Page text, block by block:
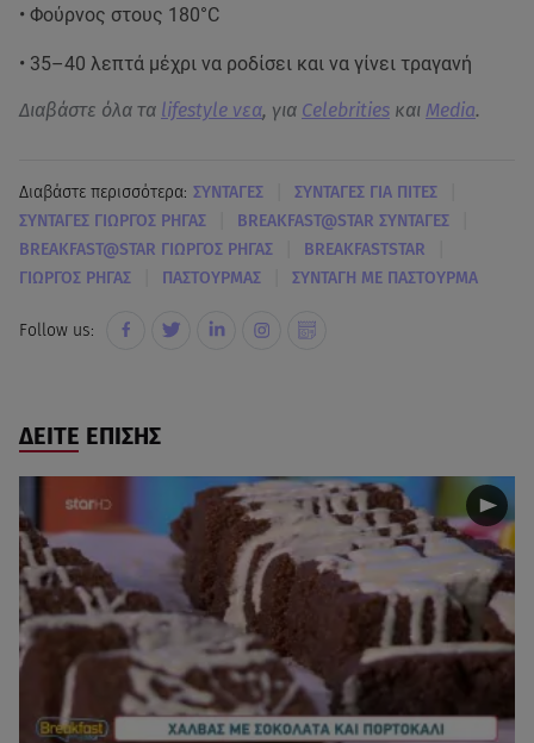
• Φούρνος στους 180°C
• 35–40 λεπτά μέχρι να ροδίσει και να γίνει τραγανή
Διαβάστε όλα τα lifestyle νεα, για Celebrities και Media.
Διαβάστε περισσότερα: ΣΥΝΤΑΓΕΣ ΣΥΝΤΑΓΕΣ ΓΙΑ ΠΙΤΕΣ
ΣΥΝΤΑΓΕΣ ΓΙΩΡΓΟΣ ΡΗΓΑΣ BREAKFAST@STAR ΣΥΝΤΑΓΕΣ
BREAKFAST@STAR ΓΙΩΡΓΟΣ ΡΗΓΑΣ BREAKFASTSTAR
ΓΙΩΡΓΟΣ ΡΗΓΑΣ ΠΑΣΤΟΥΡΜΑΣ ΣΥΝΤΑΓΗ ΜΕ ΠΑΣΤΟΥΡΜΑ
Follow us:
ΔΕΙΤΕ ΕΠΙΣΗΣ